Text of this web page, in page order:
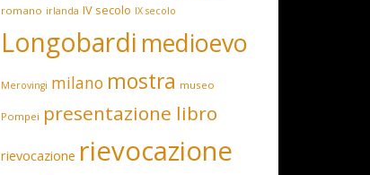
romano irlanda IV secolo IX secolo
Longobardi medioevo
Merovingi milano mostra museo
Pompei presentazione libro
rievocazione rievocazione